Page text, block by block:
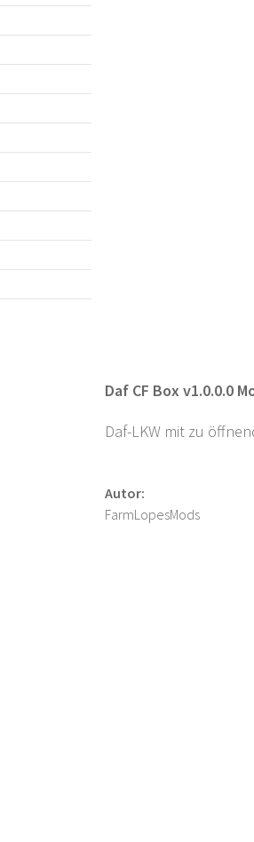
Daf CF Box v1.0.0.0
Daf-LKW mit zu
Autor:
FarmLopesMods